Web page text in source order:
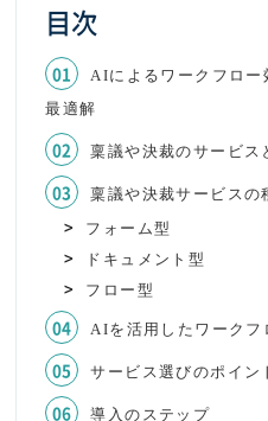
目次
AIによるワークフロ
最適解
稟議や決裁のサービス
稟議や決裁サービスの
フォーム型
ドキュメント型
フロー型
AIを活用したワークフ
サービス選びのポイン
導入のステップ